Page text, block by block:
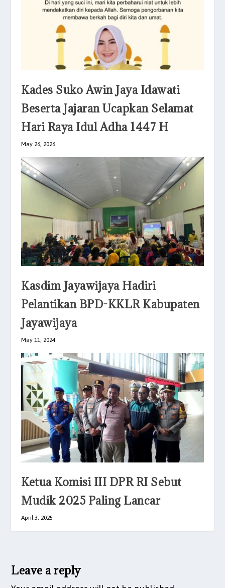
Kades Suko Awin Jaya Idawati
Beserta Jajaran Ucapkan Selamat
Hari Raya Idul Adha 1447 H
May 26, 2026
Kasdim Jayawijaya Hadiri
Pelantikan BPD-KKLR Kabupaten
Jayawijaya
May 11, 2024
Ketua Komisi III DPR RI Sebut
Mudik 2025 Paling Lancar
April 3, 2025
Leave a reply